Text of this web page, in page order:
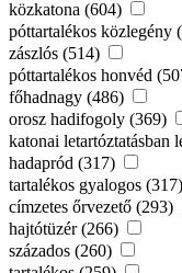
közkatona (604)
póttartalékos közlegény
zászlós (514)
póttartalékos honvéd
főhadnagy (486)
orosz hadifogoly (369)
katonai letartóztatásban
hadapród (317)
tartalékos gyalogos (317)
címzetes őrvezető (293)
hajtótüzér (266)
százados (260)